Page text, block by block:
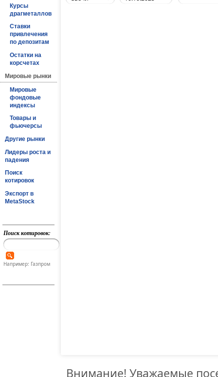
Курсы
драгметаллов
Ставки
привлечения
по депозитам
Остатки на
корсчетах
Мировые рынки
Мировые
фондовые
индексы
Товары и
фьючерсы
Другие рынки
Лидеры роста и
падения
Поиск
котировок
Экспорт в
MetaStock
Поиск котировок:
Например: Газпром
Внимание! Уважаемые